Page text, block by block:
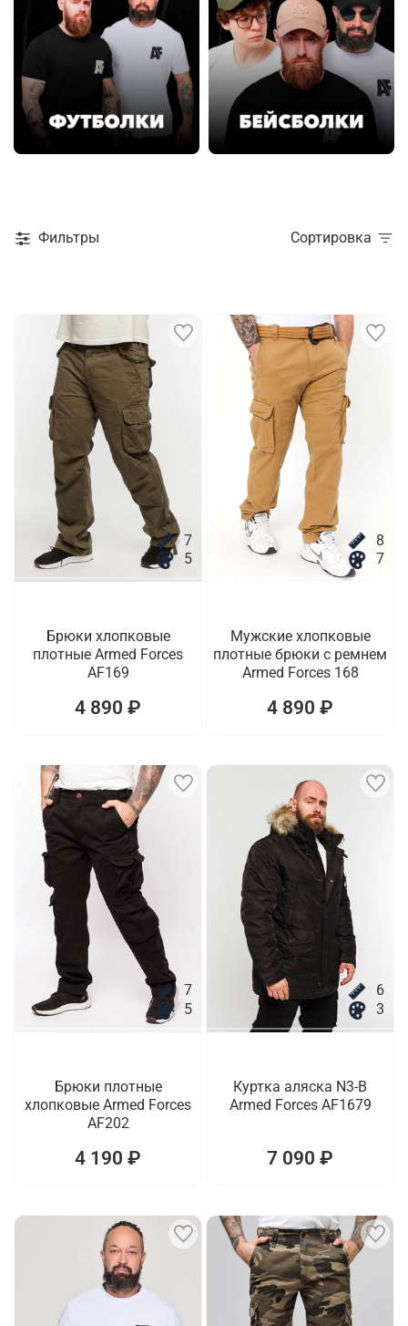
Фильтры Сортировка
7
5
Брюки хлопковые
плотные Armed Forces
AF169
4 890 ₽
8
7
Мужские хлопковые
плотные брюки с ремнем
Armed Forces 168
4 890 ₽
7
5
Брюки плотные
хлопковые Armed Forces
AF202
4 190 ₽
6
3
Куртка аляска N3-B
Armed Forces AF1679
7 090 ₽